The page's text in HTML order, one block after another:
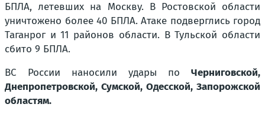
БПЛА, летевших на Москву. В Ростовской области
уничтожено более 40 БПЛА. Атаке подверглись город
Таганрог и 11 районов области. В Тульской области
сбито 9 БПЛА.
ВС России наносили удары по Черниговской,
Днепропетровской, Сумской, Одесской, Запорожской
областям.